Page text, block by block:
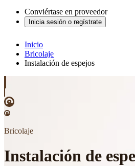
Conviértase en proveedor
Inicia sesión o regístrate
Inicio
Bricolaje
Instalación de espejos
Bricolaje
Instalación de